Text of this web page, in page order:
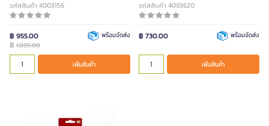
รหัสสินค้า 4003156
฿ 955.00
฿ 1,005.00
พร้อมจัดส่ง
เพิ่มสินค้า
รหัสสินค้า 4093620
฿ 730.00 พร้อมจัดส่ง
เพิ่มสินค้า